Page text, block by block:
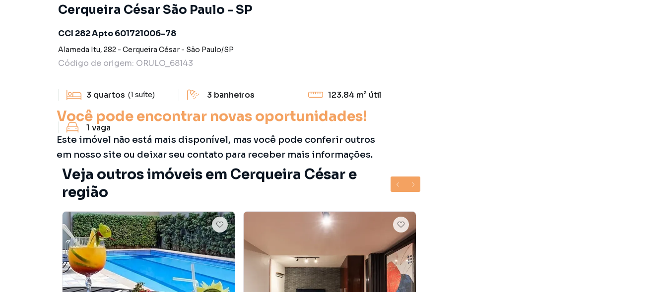
Você pode encontrar novas oportunidades!
Este imóvel não está mais disponível, mas você pode conferir outros
em nosso site ou deixar seu contato para receber mais informações.
Cerqueira César São Paulo - SP
CCI 282 Apto 601721006-78
Alameda Itu, 282 - Cerqueira César - São Paulo/SP
Código de origem: ORULO_68143
3 quartos (1 suíte) 3 banheiros 123.84 m² útil
1 vaga
Veja outros imóveis em Cerqueira César e
região